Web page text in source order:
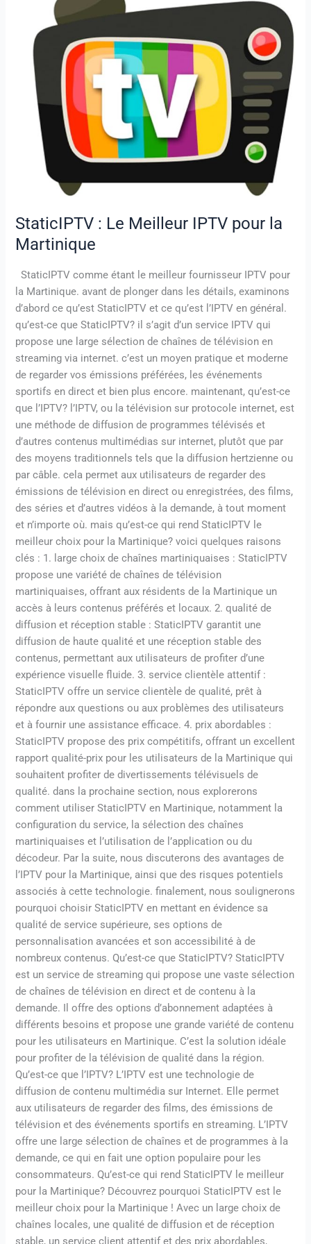
StaticIPTV : Le Meilleur IPTV pour la
Martinique
StaticIPTV comme étant le meilleur fournisseur IPTV pour
la Martinique. avant de plonger dans les détails, examinons
d’abord ce qu’est StaticIPTV et ce qu’est l’IPTV en général.
qu’est-ce que StaticIPTV? il s’agit d’un service IPTV qui
propose une large sélection de chaînes de télévision en
streaming via internet. c’est un moyen pratique et moderne
de regarder vos émissions préférées, les événements
sportifs en direct et bien plus encore. maintenant, qu’est-ce
que l’IPTV? l’IPTV, ou la télévision sur protocole internet, est
une méthode de diffusion de programmes télévisés et
d’autres contenus multimédias sur internet, plutôt que par
des moyens traditionnels tels que la diffusion hertzienne ou
par câble. cela permet aux utilisateurs de regarder des
émissions de télévision en direct ou enregistrées, des films,
des séries et d’autres vidéos à la demande, à tout moment
et n’importe où. mais qu’est-ce qui rend StaticIPTV le
meilleur choix pour la Martinique? voici quelques raisons
clés : 1. large choix de chaînes martiniquaises : StaticIPTV
propose une variété de chaînes de télévision
martiniquaises, offrant aux résidents de la Martinique un
accès à leurs contenus préférés et locaux. 2. qualité de
diffusion et réception stable : StaticIPTV garantit une
diffusion de haute qualité et une réception stable des
contenus, permettant aux utilisateurs de profiter d’une
expérience visuelle fluide. 3. service clientèle attentif :
StaticIPTV offre un service clientèle de qualité, prêt à
répondre aux questions ou aux problèmes des utilisateurs
et à fournir une assistance efficace. 4. prix abordables :
StaticIPTV propose des prix compétitifs, offrant un excellent
rapport qualité-prix pour les utilisateurs de la Martinique qui
souhaitent profiter de divertissements télévisuels de
qualité. dans la prochaine section, nous explorerons
comment utiliser StaticIPTV en Martinique, notamment la
configuration du service, la sélection des chaînes
martiniquaises et l’utilisation de l’application ou du
décodeur. Par la suite, nous discuterons des avantages de
l’IPTV pour la Martinique, ainsi que des risques potentiels
associés à cette technologie. finalement, nous soulignerons
pourquoi choisir StaticIPTV en mettant en évidence sa
qualité de service supérieure, ses options de
personnalisation avancées et son accessibilité à de
nombreux contenus. Qu’est-ce que StaticIPTV? StaticIPTV
est un service de streaming qui propose une vaste sélection
de chaînes de télévision en direct et de contenu à la
demande. Il offre des options d’abonnement adaptées à
différents besoins et propose une grande variété de contenu
pour les utilisateurs en Martinique. C’est la solution idéale
pour profiter de la télévision de qualité dans la région.
Qu’est-ce que l’IPTV? L’IPTV est une technologie de
diffusion de contenu multimédia sur Internet. Elle permet
aux utilisateurs de regarder des films, des émissions de
télévision et des événements sportifs en streaming. L’IPTV
offre une large sélection de chaînes et de programmes à la
demande, ce qui en fait une option populaire pour les
consommateurs. Qu’est-ce qui rend StaticIPTV le meilleur
pour la Martinique? Découvrez pourquoi StaticIPTV est le
meilleur choix pour la Martinique ! Avec un large choix de
chaînes locales, une qualité de diffusion et de réception
stable, un service client attentif et des prix abordables,
Martinique